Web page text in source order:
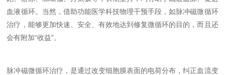
血液循环。当然，借助功能医学科技物理干预手段，如脉冲磁微循环
治疗，能够更加快速、安全、有效地达到修复微循环的目的，而且还
会有附加“收益"。
脉冲磁微循环治疗，是通过改变细胞膜表面的电荷分布，纠正血流变